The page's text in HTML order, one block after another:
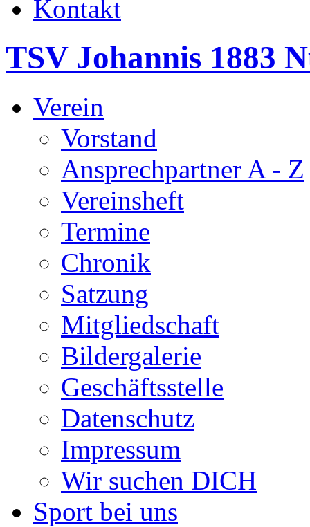
Kontakt
TSV Johannis 1883
Verein
Vorstand
Ansprechpartner A - Z
Vereinsheft
Termine
Chronik
Satzung
Mitgliedschaft
Bildergalerie
Geschäftsstelle
Datenschutz
Impressum
Wir suchen DICH
Sport bei uns